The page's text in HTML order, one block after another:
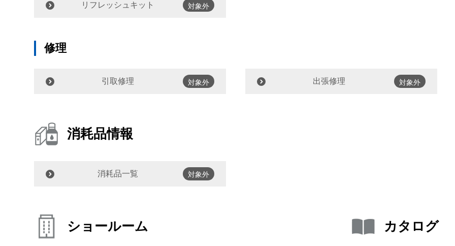
リフレッシュキット 対象外
修理
引取修理 対象外 出張修理 対象外
消耗品情報
消耗品一覧 対象外
ショールーム カタログ